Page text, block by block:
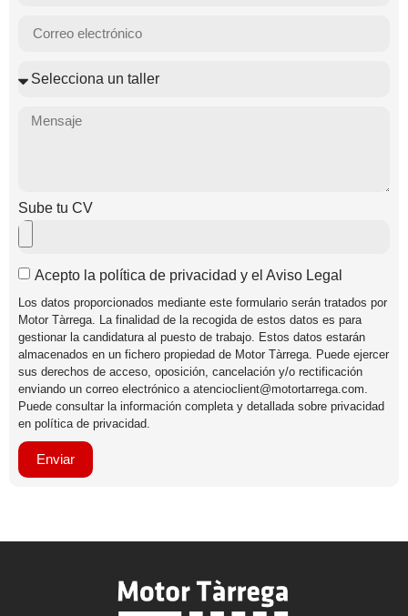
Sube tu CV
Acepto la política de privacidad y el Aviso Legal
Los datos proporcionados mediante este formulario serán tratados por
Motor Tàrrega. La finalidad de la recogida de estos datos es para
gestionar la candidatura al puesto de trabajo. Estos datos estarán
almacenados en un fichero propiedad de Motor Tàrrega. Puede ejercer
sus derechos de acceso, oposición, cancelación y/o rectificación
enviando un correo electrónico a atencioclient@motortarrega.com.
Puede consultar la información completa y detallada sobre privacidad
en política de privacidad.
Enviar